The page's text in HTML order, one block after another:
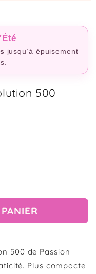
jusqu’à épuisement
500
500 de Passion
Plus compacte